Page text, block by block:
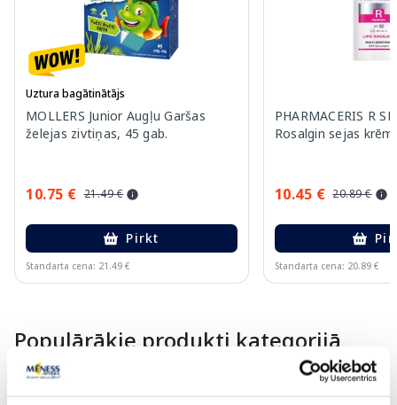
Uztura bagātinātājs
MOLLERS Junior Augļu Garšas
želejas zivtiņas, 45 gab.
10.75 € 21.49 €
Pirkt
Standarta cena: 21.49 €
PHARMACERIS R
Rosalgin sejas
10.45 € 20.89 €
Standarta cena: 20.89 €
Populārākie produkti kategorijā